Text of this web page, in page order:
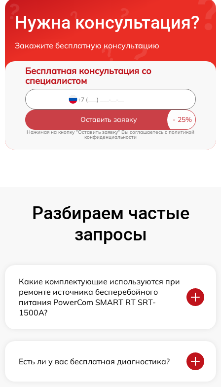
Нужна консультация?
Закажите бесплатную консультацию
Бесплатная консультация со
специалистом
Оставить заявку
Нажимая на кнопку "Оставить заявку" Вы соглашаетесь cполитикой
конфиденциальности
Разбираем частые
запросы
Какие комплектующие используются при
ремонте источника бесперебойного
питания PowerCom SMART RT SRT-
1500A?
Есть ли у вас бесплатная диагностика?